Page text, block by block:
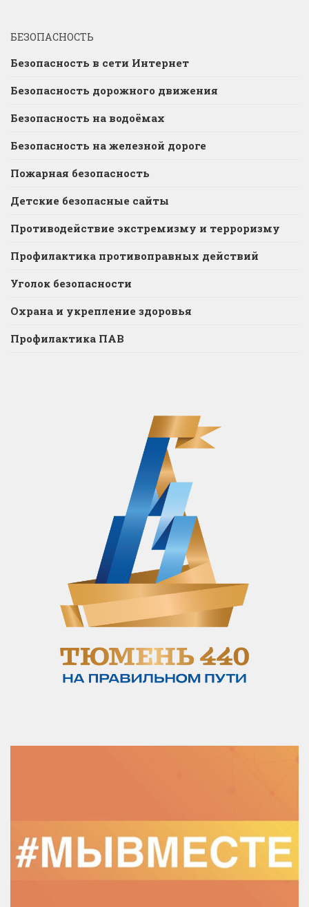
БЕЗОПАСНОСТЬ
Безопасность в сети Интернет
Безопасность дорожного движения
Безопасность на водоёмах
Безопасность на железной дороге
Пожарная безопасность
Детские безопасные сайты
Противодействие экстремизму и терроризму
Профилактика противоправных действий
Уголок безопасности
Охрана и укрепление здоровья
Профилактика ПАВ